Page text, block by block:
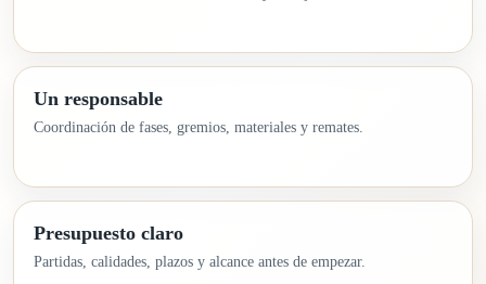
Un responsable
Coordinación de fases, gremios, materiales y remates.
Presupuesto claro
Partidas, calidades, plazos y alcance antes de empezar.